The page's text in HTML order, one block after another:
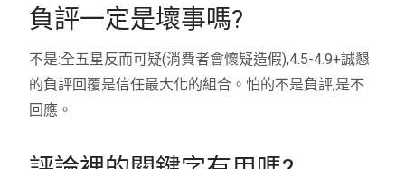
負評一定是壞事嗎?
不是:全五星反而可疑(消費者會懷疑造假),4.5-4.9+誠懇
的負評回覆是信任最大化的組合。怕的不是負評,是不
回應。